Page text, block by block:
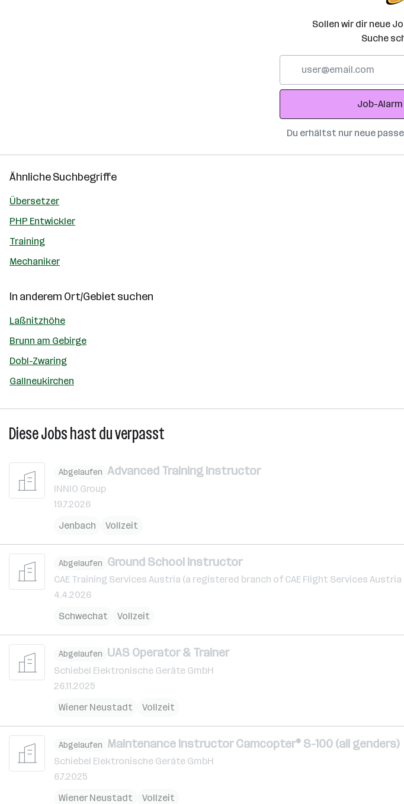
Sollen wir dir neue
Suche
Adresse
Job-
Du erhältst nur neue
Ähnliche Suchbegriffe
Übersetzer
PHP Entwickler
Training
Mechaniker
In anderem Ort/Gebiet suchen
Laßnitzhöhe
Brunn am Gebirge
Dobl-Zwaring
Gallneukirchen
Diese Jobs hast du verpasst
Abgelaufen Advanced Training Instructor
INNIO Group
19.7.2026
Jenbach
Vollzeit
Abgelaufen Ground School Instructor
CAE Training Services Austria (a registered branch of CAE Flight Services Austria
4.4.2026
Schwechat
Vollzeit
Abgelaufen UAS Operator & Trainer
Schiebel Elektronische Geräte GmbH
26.11.2025
Wiener Neustadt
Vollzeit
Abgelaufen Maintenance Instructor Camcopter® S-100 (all genders)
Schiebel Elektronische Geräte GmbH
6.7.2025
Wiener Neustadt
Vollzeit